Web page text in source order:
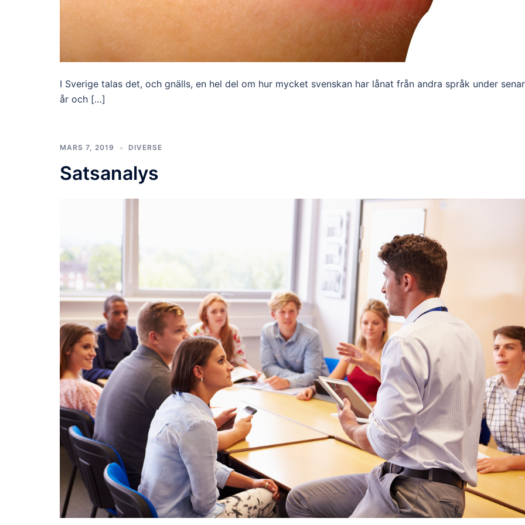
I Sverige talas det, och gnälls, en hel del om hur mycket svenskan har lånat från andra språk under
år och […]
MARS 7, 2019 DIVERSE
Satsanalys